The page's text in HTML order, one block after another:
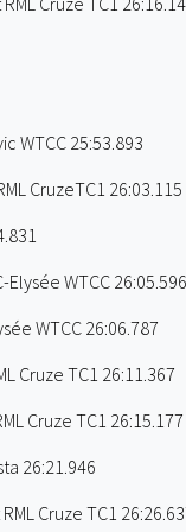
WTCC 25:53.893
CruzeTC1 26:03.115
WTCC 26:05.596
WTCC 26:06.787
Cruze TC1 26:11.367
Cruze TC1 26:15.177
26:21.946
Cruze TC1